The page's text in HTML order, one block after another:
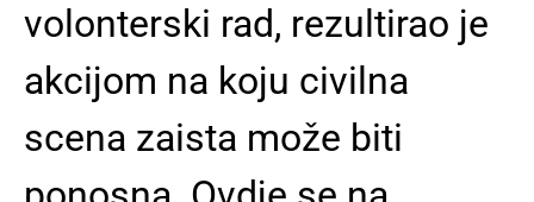
volonterski rad, rezultirao je
akcijom na koju civilna
scena zaista može biti